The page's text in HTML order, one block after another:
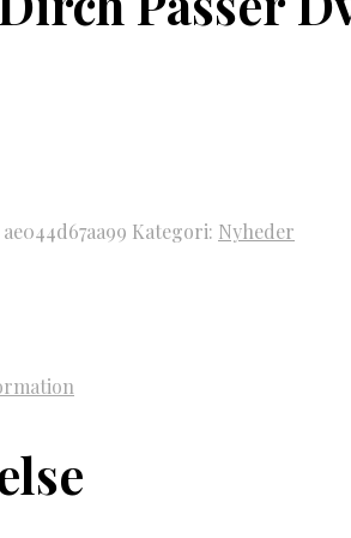
ae044d67aa99 Kategori: Nyheder